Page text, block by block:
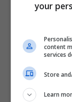
your
content
services
Store
Learn